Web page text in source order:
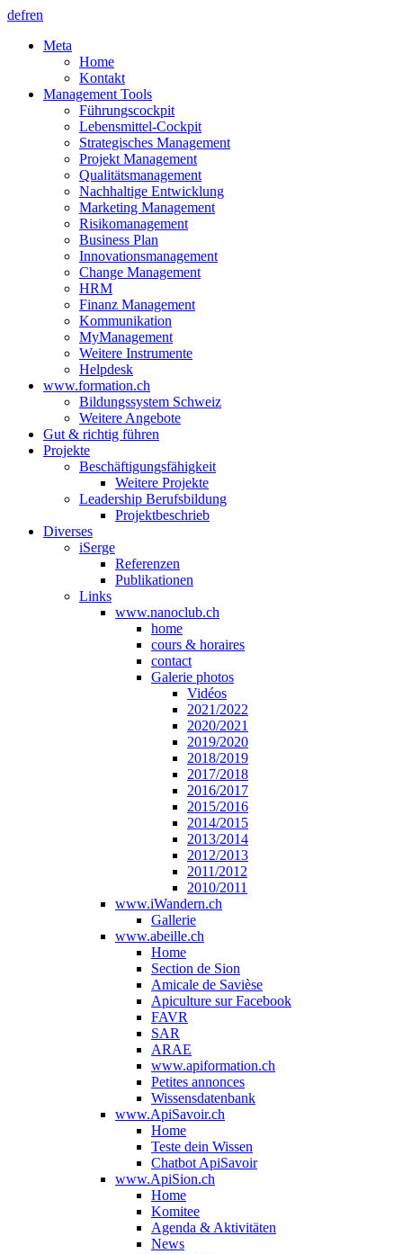
defren
Meta
Home
Kontakt
Management Tools
Führungscockpit
Lebensmittel-Cockpit
Strategisches Management
Projekt Management
Qualitätsmanagement
Nachhaltige Entwicklung
Marketing Management
Risikomanagement
Business Plan
Innovationsmanagement
Change Management
HRM
Finanz Management
Kommunikation
MyManagement
Weitere Instrumente
Helpdesk
www.formation.ch
Bildungssystem Schweiz
Weitere Angebote
Gut & richtig führen
Projekte
Beschäftigungsfähigkeit
Weitere Projekte
Leadership Berufsbildung
Projektbeschrieb
Diverses
iSerge
Referenzen
Publikationen
Links
www.nanoclub.ch
home
cours & horaires
contact
Galerie photos
Vidéos
2021/2022
2020/2021
2019/2020
2018/2019
2017/2018
2016/2017
2015/2016
2014/2015
2013/2014
2012/2013
2011/2012
2010/2011
www.iWandern.ch
Gallerie
www.abeille.ch
Home
Section de Sion
Amicale de Savièse
Apiculture sur Facebook
FAVR
SAR
ARAE
www.apiformation.ch
Petites annonces
Wissensdatenbank
www.ApiSavoir.ch
Home
Teste dein Wissen
Chatbot ApiSavoir
www.ApiSion.ch
Home
Komitee
Agenda & Aktivitäten
News